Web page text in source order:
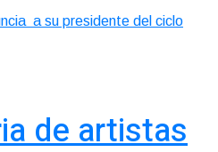
a su presidente del ciclo
de artistas